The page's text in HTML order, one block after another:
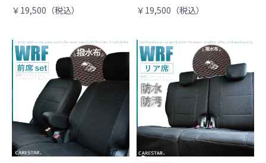
￥19,500（税込） ￥19,500（税込）